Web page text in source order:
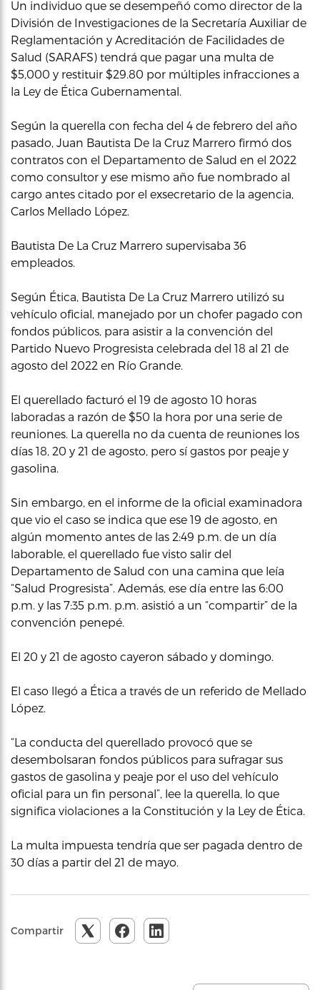
Un individuo que se desempeñó como director de la
División de Investigaciones de la Secretaría Auxiliar de
Reglamentación y Acreditación de Facilidades de
Salud (SARAFS) tendrá que pagar una multa de
$5,000 y restituir $29.80 por múltiples infracciones a
la Ley de Ética Gubernamental.
Según la querella con fecha del 4 de febrero del año
pasado, Juan Bautista De la Cruz Marrero firmó dos
contratos con el Departamento de Salud en el 2022
como consultor y ese mismo año fue nombrado al
cargo antes citado por el exsecretario de la agencia,
Carlos Mellado López.
Bautista De La Cruz Marrero supervisaba 36
empleados.
Según Ética, Bautista De La Cruz Marrero utilizó su
vehículo oficial, manejado por un chofer pagado con
fondos públicos, para asistir a la convención del
Partido Nuevo Progresista celebrada del 18 al 21 de
agosto del 2022 en Río Grande.
El querellado facturó el 19 de agosto 10 horas
laboradas a razón de $50 la hora por una serie de
reuniones. La querella no da cuenta de reuniones los
días 18, 20 y 21 de agosto, pero sí gastos por peaje y
gasolina.
Sin embargo, en el informe de la oficial examinadora
que vio el caso se indica que ese 19 de agosto, en
algún momento antes de las 2:49 p.m. de un día
laborable, el querellado fue visto salir del
Departamento de Salud con una camina que leía
“Salud Progresista”. Además, ese día entre las 6:00
p.m. y las 7:35 p.m. p.m. asistió a un “compartir” de la
convención penepé.
El 20 y 21 de agosto cayeron sábado y domingo.
El caso llegó a Ética a través de un referido de Mellado
López.
“La conducta del querellado provocó que se
desembolsaran fondos públicos para sufragar sus
gastos de gasolina y peaje por el uso del vehículo
oficial para un fin personal”, lee la querella, lo que
significa violaciones a la Constitución y la Ley de Ética.
La multa impuesta tendría que ser pagada dentro de
30 días a partir del 21 de mayo.
Compartir